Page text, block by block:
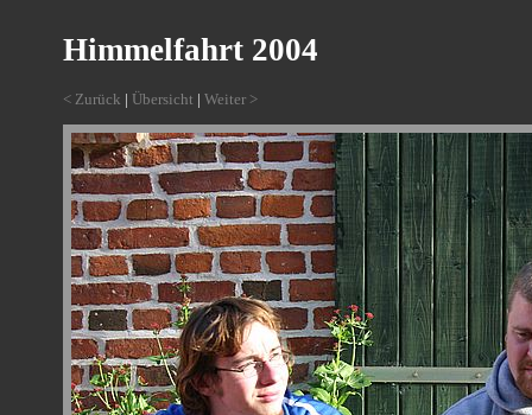
Himmelfahrt 2004
< Zurück | Übersicht |Weiter >